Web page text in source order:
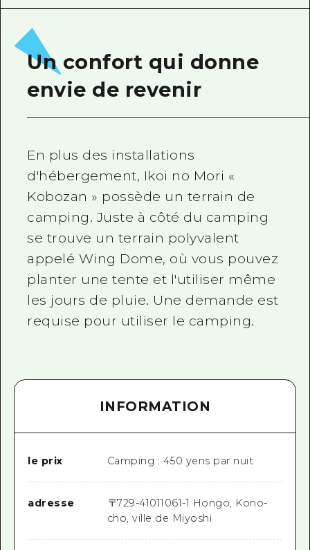
Brochure touristique
Un confort qui donne
envie de revenir
En plus des installations
d'hébergement, Ikoi no Mori «
Kobozan » possède un terrain de
camping. Juste à côté du camping
se trouve un terrain polyvalent
appelé Wing Dome, où vous pouvez
planter une tente et l'utiliser même
les jours de pluie. Une demande est
requise pour utiliser le camping.
INFORMATION
le prix Camping : 450 yens par nuit
adresse 〒729-41011061-1 Hongo, Kono-
cho, ville de Miyoshi